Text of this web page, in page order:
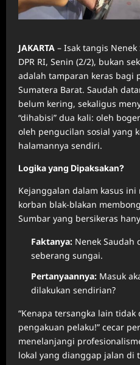
JAKARTA – Isak tangis
DPR RI, Senin (2/2), bukan
adalah tamparan keras bagi
Sumatera Barat. Saudah
belum kering, sekaligus
“dihabisi” dua kali: oleh
oleh pengucilan sosial yang
halamannya sendiri.
Logika yang Dipaksakan?
Kejanggalan dalam kasus
korban blak-blakan
Sumbar yang bersikeras
Faktanya: Nenek Saudah
seberang sungai.
Pertanyaannya: Masuk
dilakukan sendirian?
“Kenapa tersangka lain tidak
pengakuan pelaku!” cecar
menelanjangi
lokal yang dianggap jalan di